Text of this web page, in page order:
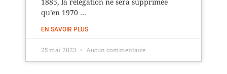
1885, la relégation ne sera supprimée
qu’en 1970 …
EN SAVOIR PLUS
25 mai 2023 Aucun commentaire